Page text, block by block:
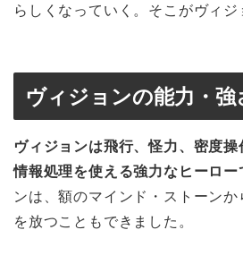
らしくなっていく。そこがヴィジ
ヴィジョンの能力・強
ヴィジョンは飛行、怪力、密度
情報処理を使える強力なヒーロー
ンは、額のマインド・ストーン
を放つこともできました。